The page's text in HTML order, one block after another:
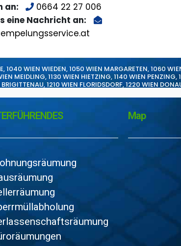
an:
0664 22 27 006
eine Nachricht an:
,1040 WIEN WIEDEN,1050 WIEN MARGARETEN,1060
MEIDLING,1130 WIEN HIETZING,1140 WIEN PENZING,
,1210 WIEN FLORIDSDORF,1220 WIEN
Map